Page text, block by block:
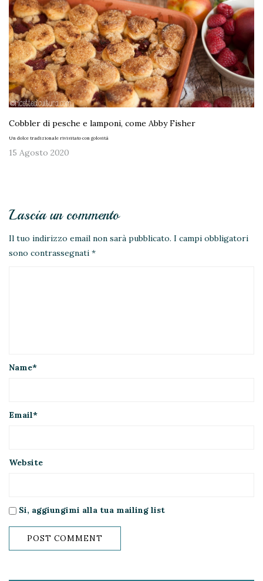
Cobbler di pesche e lamponi, come Abby Fisher
Un dolce tradizionale rivisitato con golosità
15 Agosto 2020
Lascia un commento
Il tuo indirizzo email non sarà pubblicato. I campi obbligatori
sono contrassegnati *
Name*
Email*
Website
Si, aggiungimi alla tua mailing list